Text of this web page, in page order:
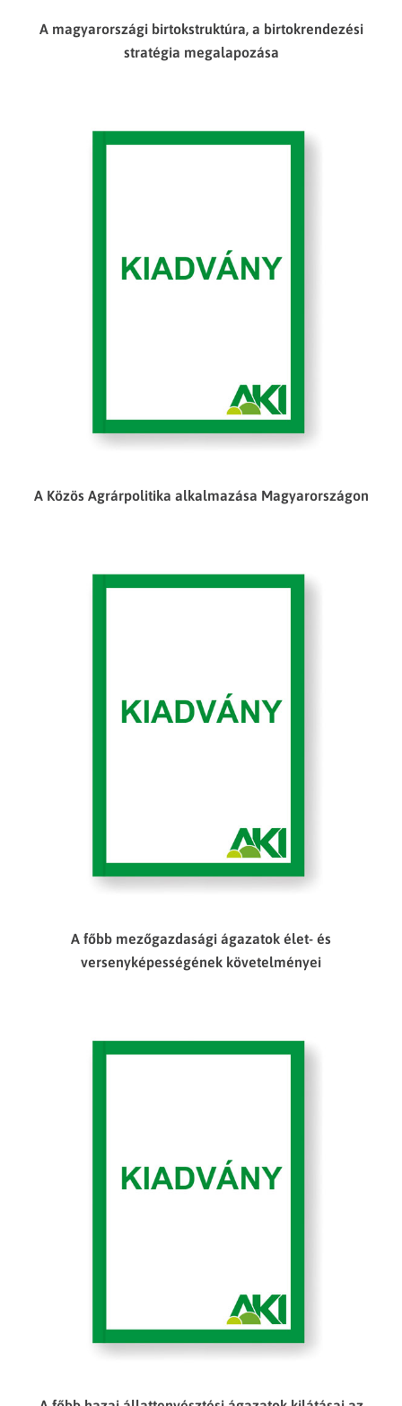
A magyarországi birtokstruktúra, a birtokrendezési
stratégia megalapozása
A Közös Agrárpolitika alkalmazása Magyarországon
A főbb mezőgazdasági ágazatok élet- és
versenyképességének követelményei